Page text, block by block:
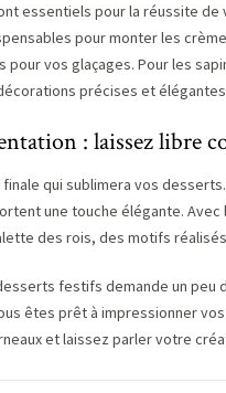
essentiels pour la réussite
pour monter les
vos glaçages. Pour les
précises et
: laissez libre
qui sublimera vos
une touche élégante.
des rois, des motifs
festifs demande un
êtes prêt à impressionner
et laissez parler votre